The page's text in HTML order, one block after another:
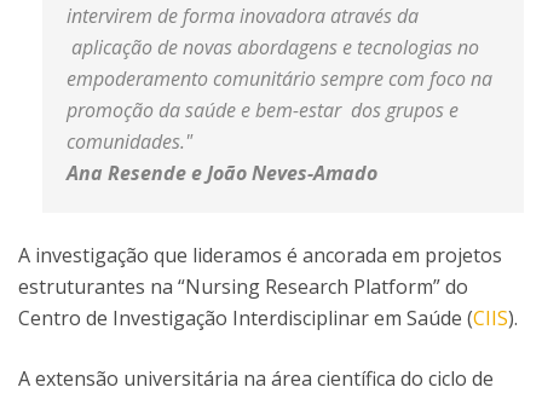
intervirem de forma inovadora através da
aplicação de novas abordagens e tecnologias no
empoderamento comunitário sempre com foco na
promoção da saúde e bem-estar dos grupos e
comunidades."
Ana Resende e João Neves-Amado
A investigação que lideramos é ancorada em projetos
estruturantes na “Nursing Research Platform” do
Centro de Investigação Interdisciplinar em Saúde (CIIS).
A extensão universitária na área científica do ciclo de